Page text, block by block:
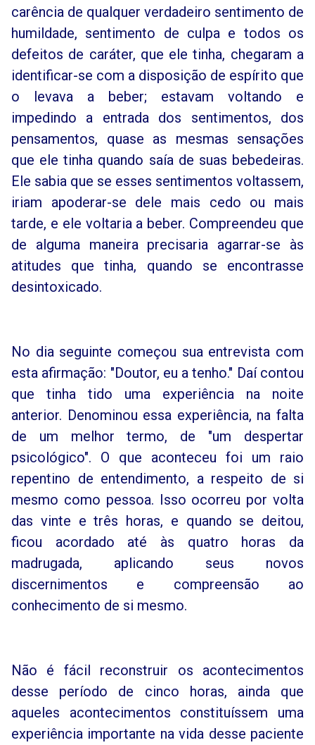
carência de qualquer verdadeiro sentimento de
humildade, sentimento de culpa e todos os
defeitos de caráter, que ele tinha, chegaram a
identificar-se com a disposição de espírito que
o levava a beber; estavam voltando e
impedindo a entrada dos sentimentos, dos
pensamentos, quase as mesmas sensações
que ele tinha quando saía de suas bebedeiras.
Ele sabia que se esses sentimentos voltassem,
iriam apoderar-se dele mais cedo ou mais
tarde, e ele voltaria a beber. Compreendeu que
de alguma maneira precisaria agarrar-se às
atitudes que tinha, quando se encontrasse
desintoxicado.
No dia seguinte começou sua entrevista com
esta afirmação: "Doutor, eu a tenho." Daí contou
que tinha tido uma experiência na noite
anterior. Denominou essa experiência, na falta
de um melhor termo, de "um despertar
psicológico". O que aconteceu foi um raio
repentino de entendimento, a respeito de si
mesmo como pessoa. Isso ocorreu por volta
das vinte e três horas, e quando se deitou,
ficou acordado até às quatro horas da
madrugada, aplicando seus novos
discernimentos e compreensão ao
conhecimento de si mesmo.
Não é fácil reconstruir os acontecimentos
desse período de cinco horas, ainda que
aqueles acontecimentos constituíssem uma
experiência importante na vida desse paciente